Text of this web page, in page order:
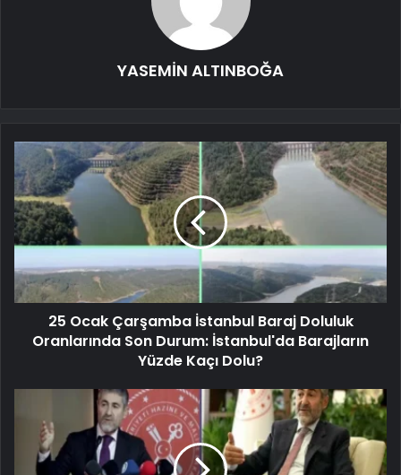
YASEMİN ALTINBOĞA
25 Ocak Çarşamba İstanbul Baraj Doluluk
Oranlarında Son Durum: İstanbul'da Barajların
Yüzde Kaçı Dolu?